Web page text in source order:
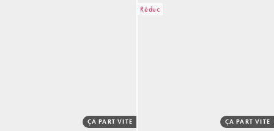
ÇA PART VITE
Réduc
ÇA PART VITE